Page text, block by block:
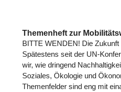
Themenheft zur
BITTE WENDEN! Die Zukunft
Spätestens seit der UN-
wir, wie dringend
Soziales, Ökologie und
Themenfelder sind eng mit